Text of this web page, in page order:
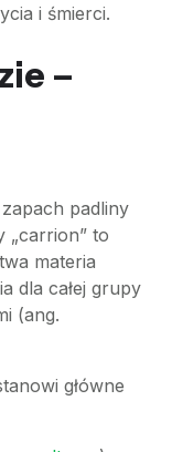
i śmierci.
–
padliny
„carrion” to
materia
dla całej grupy
(ang.
główne